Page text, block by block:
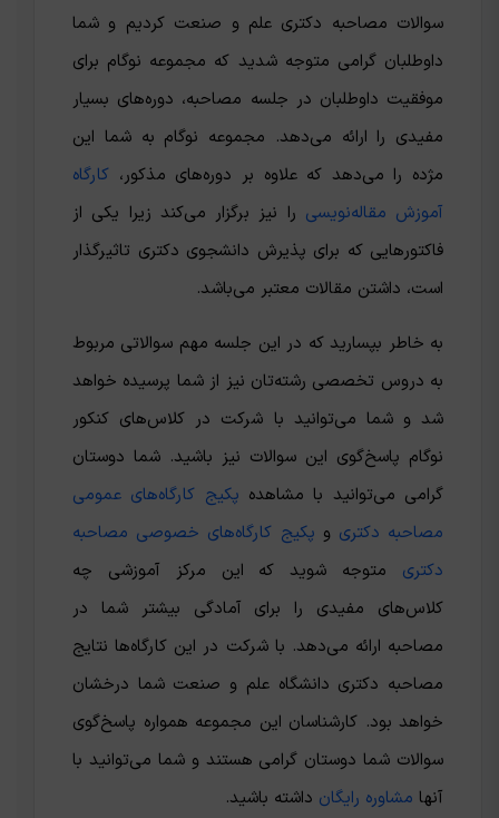
سوالات مصاحبه دکتری علم و صنعت کردیم و شما
داوطلبان گرامی متوجه شدید که مجموعه نوگام برای
موفقیت داوطلبان در جلسه مصاحبه، دوره‌های بسیار
مفیدی را ارائه می‌دهد. مجموعه نوگام به شما این
مژده را می‌دهد که علاوه بر دوره‌های مذکور، کارگاه
آموزش مقاله‌‌نویسی را نیز برگزار می‌کند زیرا یکی از
فاکتورهایی که برای پذیرش دانشجوی دکتری تاثیرگذار
است، داشتن مقالات معتبر می‌باشد.
به خاطر بپسارید که در این جلسه مهم سوالاتی مربوط
به دروس تخصصی رشته‌تان نیز از شما پرسیده خواهد
شد و شما می‌توانید با شرکت در کلاس‌های کنکور
نوگام پاسخ‌گوی این سوالات نیز باشید. شما دوستان
گرامی می‌توانید با مشاهده پکیج کارگاه‌های عمومی
مصاحبه دکتری و پکیج کارگاه‌های خصوصی مصاحبه
دکتری متوجه شوید که این مرکز آموزشی چه
کلاس‌های مفیدی را برای آمادگی بیشتر شما در
مصاحبه ارائه می‌دهد. با شرکت در این کارگاه‌ها نتایج
مصاحبه دکتری دانشگاه علم و صنعت شما درخشان
خواهد بود. کارشناسان این مجموعه همواره پاسخ‌گوی
سوالات شما دوستان گرامی هستند و شما می‌توانید با
آنها مشاوره رایگان داشته باشید.